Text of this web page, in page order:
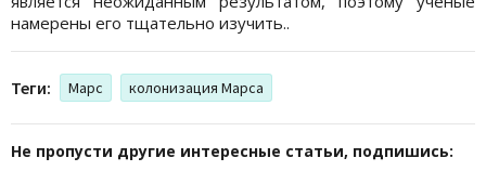
намерены его тщательно изучить..
Теги: Марс колонизация Марса
Не пропусти другие интересные статьи, подпишись: